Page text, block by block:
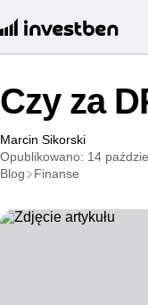
Czy za
Marcin Sikorski
Opublikowano: 14
Blog
Finanse